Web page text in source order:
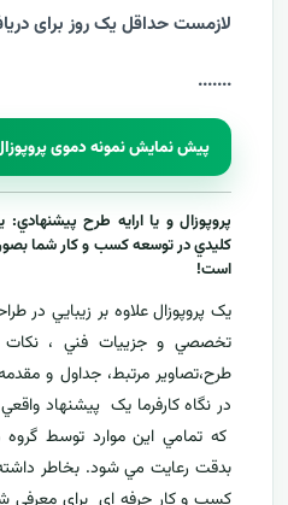
لازمست حداقل یک روز برای
...
....
پیش نمایش نمونه دموی
پروپوزال و يا ارايه طرح
کليدي در توسعه کسب و کار شما
است!
يک پروپوزال علاوه بر زيبايي در
تخصصي و جزييات فني ، نکات
طرح،تصاوير مرتبط، جداول و
در نگاه کارفرما يک پيشنهاد
که تمامي اين موارد توسط گروه
بدقت رعايت مي شود. بخاطر